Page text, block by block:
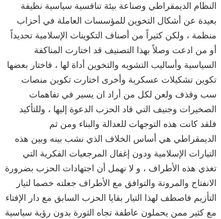
النظام الديمقراطي وصناعة بيئة تنافسية سياسية نظيفة
بعيدة عن أشكال التخوين للمؤسسات العاملة في أحزاب
منظمة ، ولكن كثيراً من أصناف التكوينات الإسلامية تحديداً
أو من ادعت وصلاً بهذا التصنيف قد اختارت المناكفة
السياسية وأساليب التشويه والتخوين أداة لها ، فاختار بعضها
تكوين تشكيلات عسكرية وأخرى اختارت تكوين منصات
سب وقذف ولعن لكل من أراد ان يسير في تفاهمات
الصخيرات وجنيف التي قاد الحزب الدعوة إليها ، وللتأكيد
فلقد كانت هذه التوجهات للعدالة والبناء ومن ثم
الديمقراطي هي أساس الخلاف الذي نشب بينه وبين هذه
التيارات الإسلامية ودون إغفال المرجعيات الفكرية التي
تغذي هذه الأطراف ، و لا نهمل أن اجتهادات الحزب بضرورة
الانفتاح والمرونة والتوافق مع الأطراف جعلته خصما لتيار
التأزيم فاصطف لهذا التيار بقايا الحزب السابق مع دار الإفتاء
مع كثير ممن يحملون عاطفة تجاه الثورة بدون رؤية سياسية